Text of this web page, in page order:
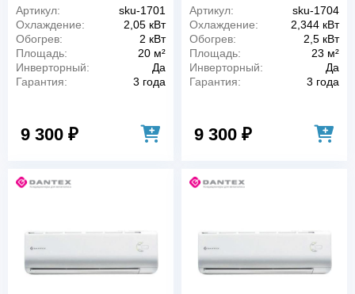
Артикул:
sku-1701
Охлаждение:
2,05 кВт
Обогрев:
2 кВт
Площадь:
20 м²
Инверторный:
Да
Гарантия:
3 года
9 300 ₽
Артикул:
sku-1704
Охлаждение:
2,344 кВт
Обогрев:
2,5 кВт
Площадь:
23 м²
Инверторный:
Да
Гарантия:
3 года
9 300 ₽